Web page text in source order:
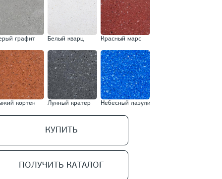
графит Белый кварц Красный марс
кортен Лунный кратер Небесный лазули
КУПИТЬ
ПОЛУЧИТЬ КАТАЛОГ